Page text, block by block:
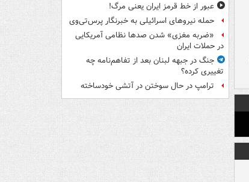
عبور از خط قرمز ایران یعنی مرگ!
حمله نیروهای اسرائیلی به خبرنگار پرس‌تی‌وی
«ضربه مغزی» شدن صدها نظامی آمریکایی
در حملات ایران
جنگ در جبهه لبنان بعد از تفاهم‌نامه چه
تغییری کرده؟
ترامپ در حال سوختن در آتشی خودساخته